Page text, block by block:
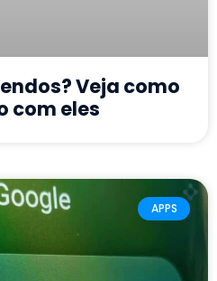
Veja como
com eles
APPS